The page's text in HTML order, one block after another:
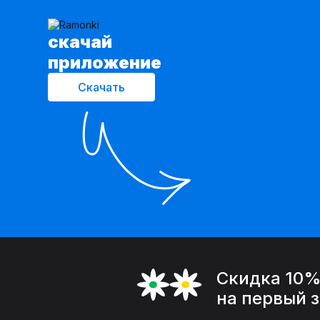
cкачай
приложение
Скачать
Скидка 10%
на первый